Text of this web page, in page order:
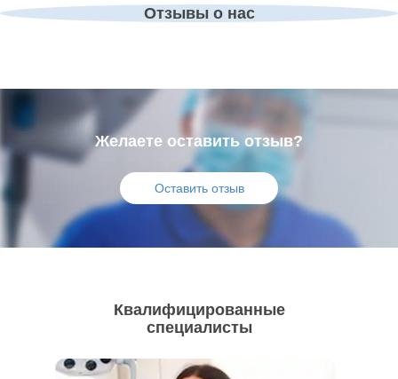
Отзывы о нас
Желаете оставить отзыв?
Оставить отзыв
Квалифицированные
специалисты